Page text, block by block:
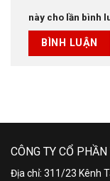
này cho lần bình
CÔNG TY CỔ
Địa chỉ: 311/23 Kênh